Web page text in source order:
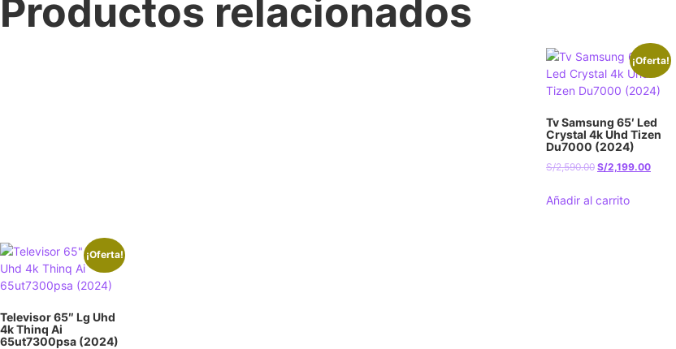
Productos relacionados
¡Oferta!
Tv Samsung 65′ Led
Crystal 4k Uhd Tizen
Du7000 (2024)
S/2,590.00 S/2,199.00
Añadir al carrito
¡Oferta!
Televisor 65″ Lg Uhd
4k Thinq Ai
65ut7300psa (2024)